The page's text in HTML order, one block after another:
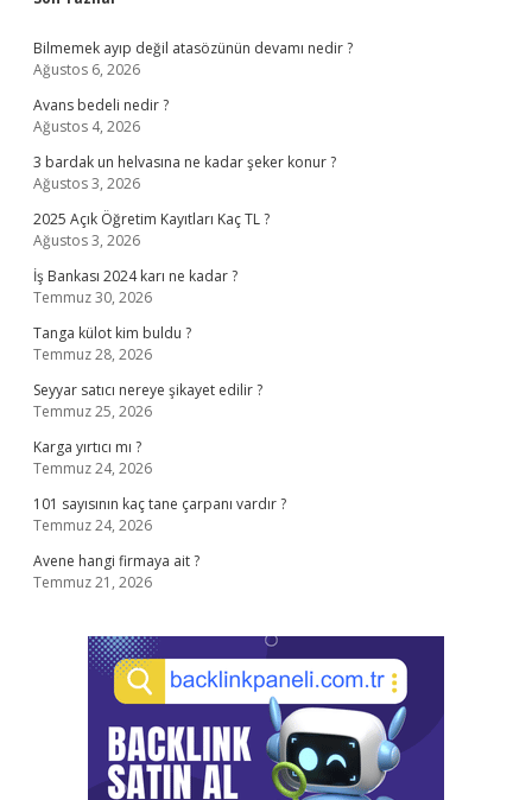
Sidebar
Bilmemek ayıp değil atasözünün devamı nedir ?
Ağustos 6, 2026
Avans bedeli nedir ?
Ağustos 4, 2026
3 bardak un helvasına ne kadar şeker konur ?
Ağustos 3, 2026
2025 Açık Öğretim Kayıtları Kaç TL ?
Ağustos 3, 2026
İş Bankası 2024 karı ne kadar ?
Temmuz 30, 2026
Tanga külot kim buldu ?
Temmuz 28, 2026
Seyyar satıcı nereye şikayet edilir ?
Temmuz 25, 2026
Karga yırtıcı mı ?
Temmuz 24, 2026
101 sayısının kaç tane çarpanı vardır ?
Temmuz 24, 2026
Avene hangi firmaya ait ?
Temmuz 21, 2026